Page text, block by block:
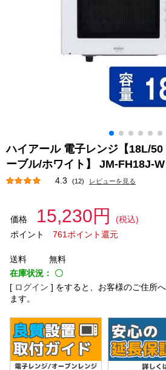
ハイアール 電子レンジ【18L/
ーブル/ホワイト】 JM-FH18J-W
4.3 (12) レビューを見る
価格 15,230円
(税込)
ポイント
761ポイント還元
送料
無料
在庫状況： 〇
[ ログイン ] をすると、お客様のご住所
ます。